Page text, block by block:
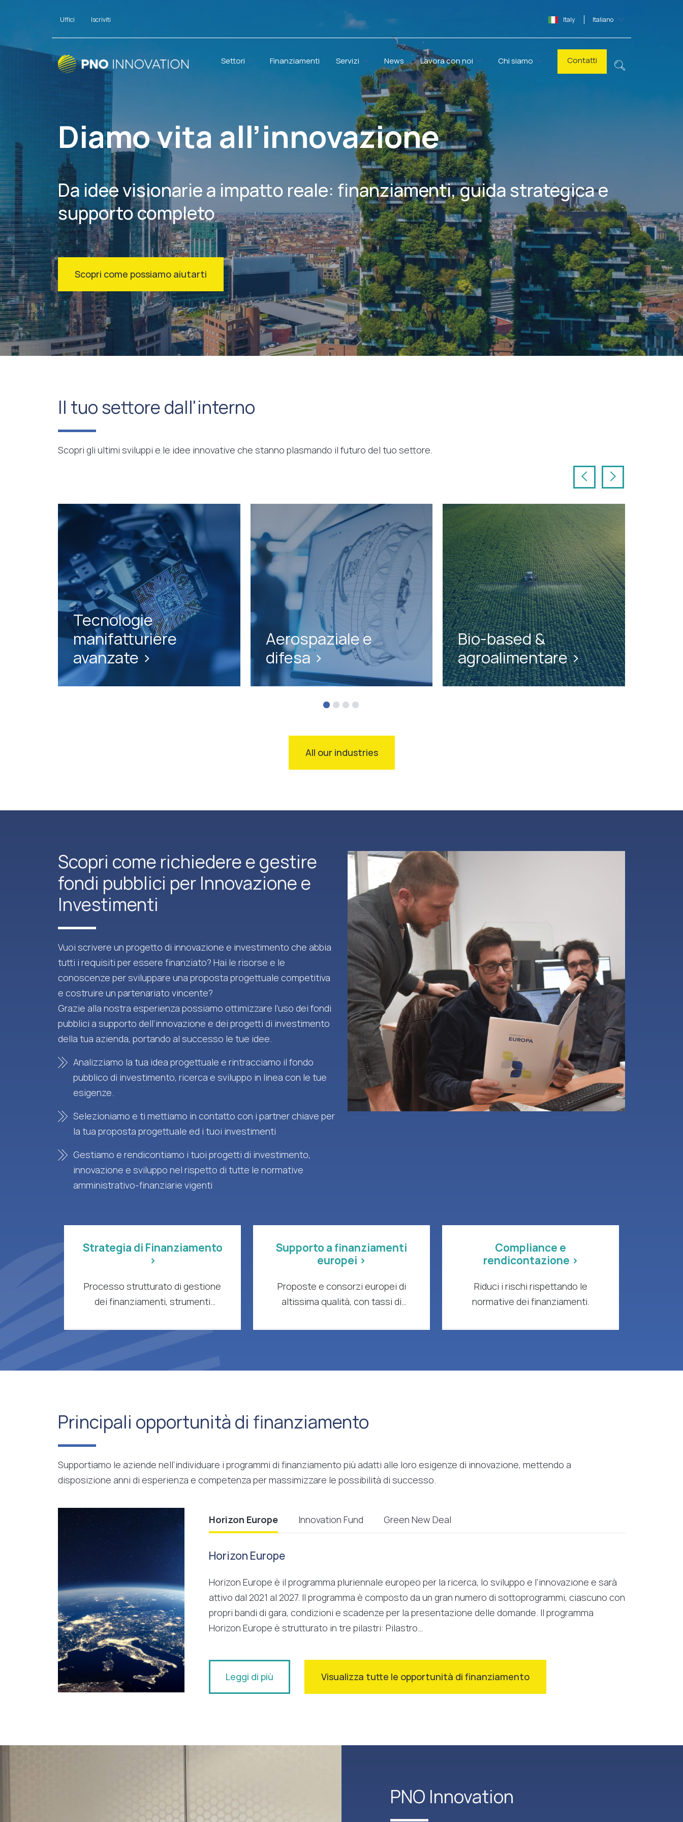
Uffici Iscriviti Italy Italiano
Settori Finanziamenti Servizi News Lavora con noi Chi siamo Contatti
Diamo vita all’innovazione
Da idee visionarie a impatto reale: finanziamenti, guida strategica e
supporto completo
Scopri come possiamo aiutarti
Il tuo settore dall'interno
Scopri gli ultimi sviluppi e le idee innovative che stanno plasmando il futuro del tuo settore.
Precedente
Tecnologie
manifatturiere
avanzate >
Aerospaziale e
difesa >
Bio-based &
agroalimentare >
All our industries
Scopri come richiedere e gestire
fondi pubblici per Innovazione e
Investimenti
Vuoi scrivere un progetto di innovazione e investimento che abbia
tutti i requisiti per essere finanziato? Hai le risorse e le
conoscenze per sviluppare una proposta progettuale competitiva
e costruire un partenariato vincente?
Grazie alla nostra esperienza possiamo ottimizzare l’uso dei fondi
pubblici a supporto dell’innovazione e dei progetti di investimento
della tua azienda, portando al successo le tue idee.
Analizziamo la tua idea progettuale e rintracciamo il fondo
pubblico di investimento, ricerca e sviluppo in linea con le tue
esigenze.
Selezioniamo e ti mettiamo in contatto con i partner chiave per
la tua proposta progettuale ed i tuoi investimenti
Gestiamo e rendicontiamo i tuoi progetti di investimento,
innovazione e sviluppo nel rispetto di tutte le normative
amministrativo-finanziarie vigenti
Strategia di Finanziamento
>
Processo strutturato di gestione
dei finanziamenti, strumenti
aziende e organizzazioni di ricerca
Supporto a finanziamenti
europei >
Proposte e consorzi europei di
altissima qualità, con tassi di
concreto.
Compliance e
rendicontazione >
Riduci i rischi rispettando le
normative dei finanziamenti.
Principali opportunità di finanziamento
Supportiamo le aziende nell’individuare i programmi di finanziamento più adatti alle loro esigenze di innovazione, mettendo a
disposizione anni di esperienza e competenza per massimizzare le possibilità di successo.
Horizon Europe Innovation Fund Green New Deal
Horizon Europe
Horizon Europe è il programma pluriennale europeo per la ricerca, lo sviluppo e l’innovazione e sarà
attivo dal 2021 al 2027. Il programma è composto da un gran numero di sottoprogrammi, ciascuno con
propri bandi di gara, condizioni e scadenze per la presentazione delle domande. Il programma
Horizon Europe è strutturato in tre pilastri: Pilastro…
Leggi di più Visualizza tutte le opportunità di finanziamento
PNO Innovation